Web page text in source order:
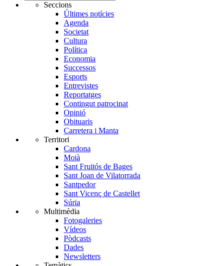
Seccions
Últimes notícies
Agenda
Societat
Cultura
Política
Economia
Successos
Esports
Entrevistes
Reportatges
Contingut patrocinat
Opinió
Obituaris
Carretera i Manta
Territori
Cardona
Moià
Sant Fruitós de Bages
Sant Joan de Vilatorrada
Santpedor
Sant Vicenç de Castellet
Súria
Multimèdia
Fotogaleries
Vídeos
Pòdcasts
Dades
Newsletters